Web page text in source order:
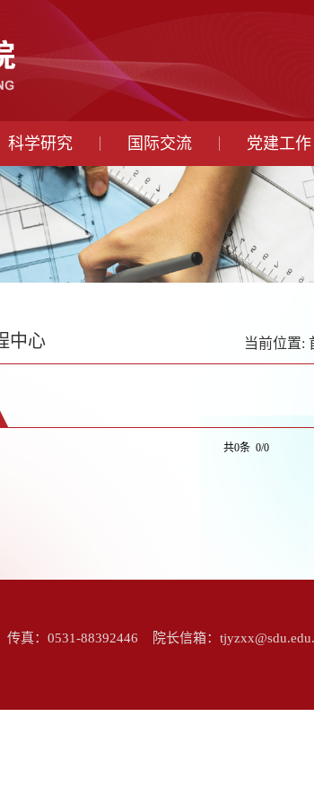
科学研究 国际交流 党建工作
中心 当前位置:
共0条 0/0
真：0531-88392446 院长信箱：